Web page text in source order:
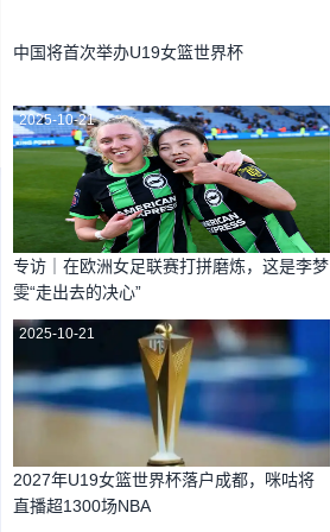
中国将首次举办U19女篮世界杯
2025-10-21
专访｜在欧洲女足联赛打拼磨炼，这是李梦
雯“走出去的决心”
2025-10-21
2027年U19女篮世界杯落户成都，咪咕将
直播超1300场NBA